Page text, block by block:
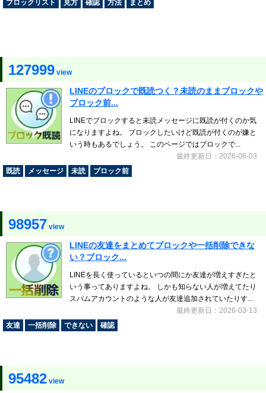
ブロックリスト 見方 確認 方法 まとめ
127999 view
LINEのブロックで既読つく？未読のままブロックや
ブロック前...
LINEでブロックすると未読メッセージに既読が付くのか気
になりますよね。 ブロックしたいけど既読が付くのが嫌と
いう時もあるでしょう。 このページではブロックで...
最終更新日：2026-06-03
既読
メッセージ 未読 ブロック前
98957 view
LINEの友達をまとめてブロックや一括削除できな
い？ブロック...
LINEを長く使っているといつの間にか友達が増えすぎたと
いう事ってありますよね。 しかも知らない人が増えてたり
スパムアカウントのような人が友達追加されていたりす...
最終更新日：2026-03-13
友達
一括削除 できない 確認
95482 view